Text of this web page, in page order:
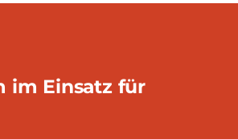
im Einsatz für